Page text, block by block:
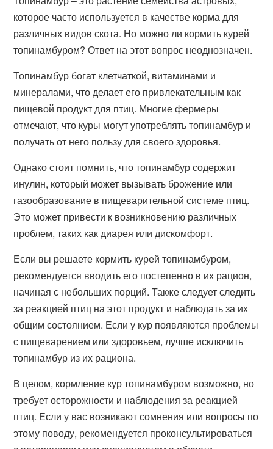
которое часто используется в качестве корма для
различных видов скота. Но можно ли кормить курей
топинамбуром? Ответ на этот вопрос неоднозначен.
Топинамбур богат клетчаткой, витаминами и
минералами, что делает его привлекательным как
пищевой продукт для птиц. Многие фермеры
отмечают, что куры могут употреблять топинамбур и
получать от него пользу для своего здоровья.
Однако стоит помнить, что топинамбур содержит
инулин, который может вызывать брожение или
газообразование в пищеварительной системе птиц.
Это может привести к возникновению различных
проблем, таких как диарея или дискомфорт.
Если вы решаете кормить курей топинамбуром,
рекомендуется вводить его постепенно в их рацион,
начиная с небольших порций. Также следует следить
за реакцией птиц на этот продукт и наблюдать за их
общим состоянием. Если у кур появляются проблемы
с пищеварением или здоровьем, лучше исключить
топинамбур из их рациона.
В целом, кормление кур топинамбуром возможно, но
требует осторожности и наблюдения за реакцией
птиц. Если у вас возникают сомнения или вопросы по
этому поводу, рекомендуется проконсультироваться